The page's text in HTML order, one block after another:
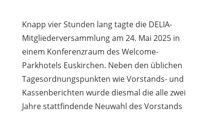
Knapp vier Stunden lang tagte die DELIA-
Mitgliederversammlung am 24. Mai 2025 in
einem Konferenzraum des Welcome-
Parkhotels Euskirchen. Neben den üblichen
Tagesordnungspunkten wie Vorstands- und
Kassenberichten wurde diesmal die alle zwei
Jahre stattfindende Neuwahl des Vorstands